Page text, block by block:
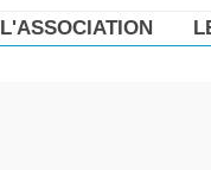
L'ASSOCIATION